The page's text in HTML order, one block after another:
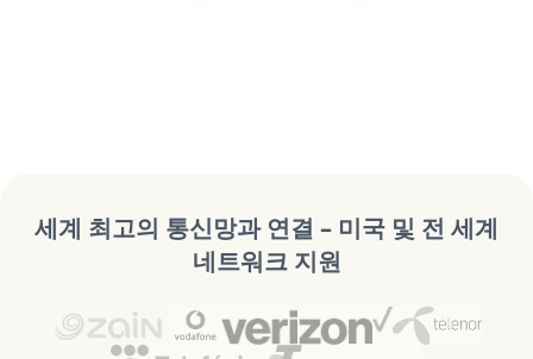
세계 최고의 통신망과 연결 – 미국 및 전 세계
네트워크 지원